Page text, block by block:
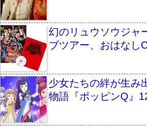
幻のリュウソウジャ
ブツアー、おはなし
少女たちの絆が生み
物語『ポッピンQ』